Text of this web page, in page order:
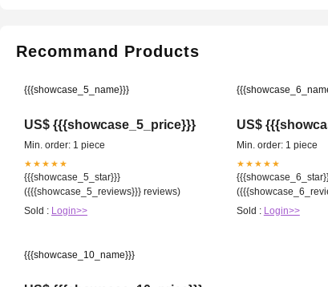
Recommand Products
{{{showcase_5_name}}}
US$ {{{showcase_5_price}}}
Min. order: 1 piece
★★★★★
{{{showcase_5_star}}}
({{{showcase_5_reviews}}} reviews)
Sold : Login>>
US$
Min. order: 1 piece
★★★★★
Sold : Login>>
{{{showcase_10_name}}}